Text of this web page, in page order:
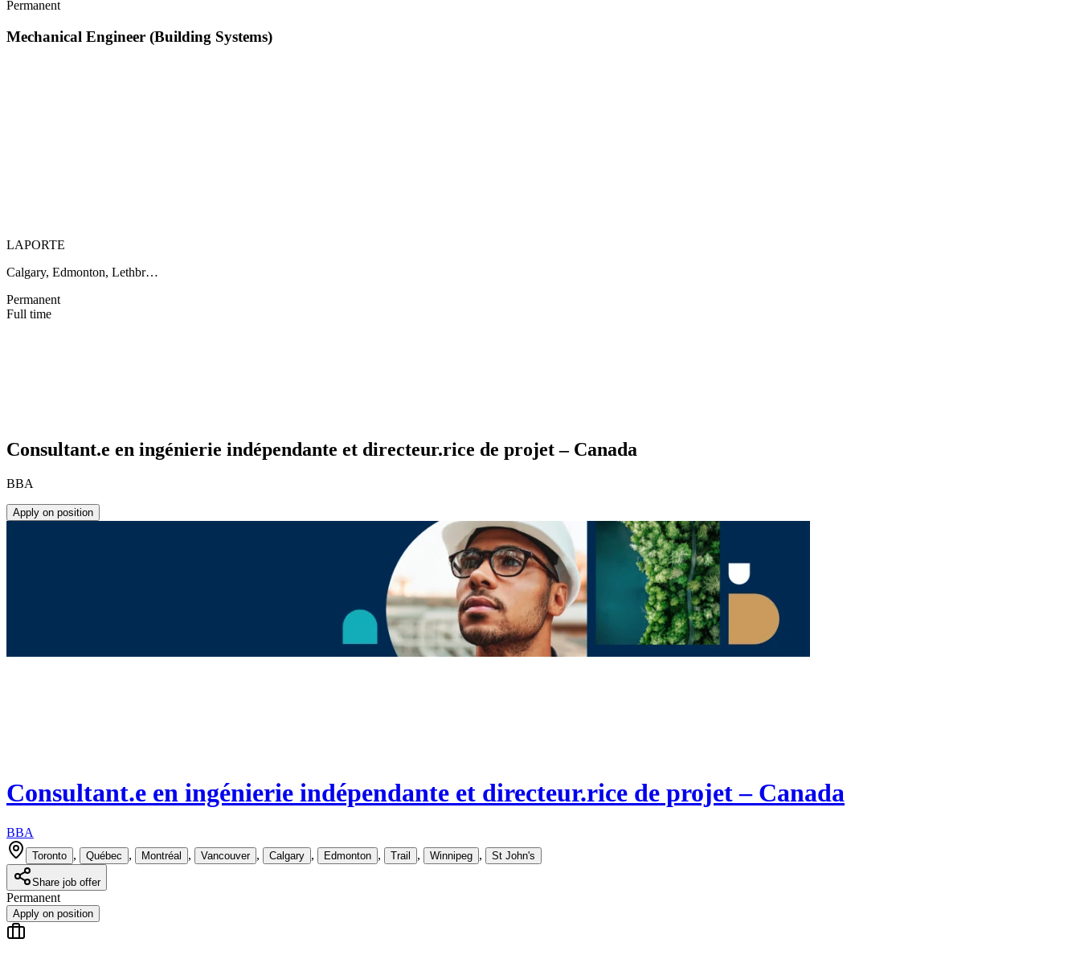
Permanent
Mechanical Engineer (Building Systems)
LAPORTE
Calgary, Edmonton, Lethbr…
Permanent
Full time
Consultant.e en ingénierie indépendante et directeur.rice de projet – Canada
BBA
Apply on position
Consultant.e en ingénierie indépendante et directeur.rice de projet – Canada
BBA
Toronto , Québec , Montréal , Vancouver , Calgary , Edmonton , Trail , Winnipeg , St John's
Share job offer
Permanent
Apply on position